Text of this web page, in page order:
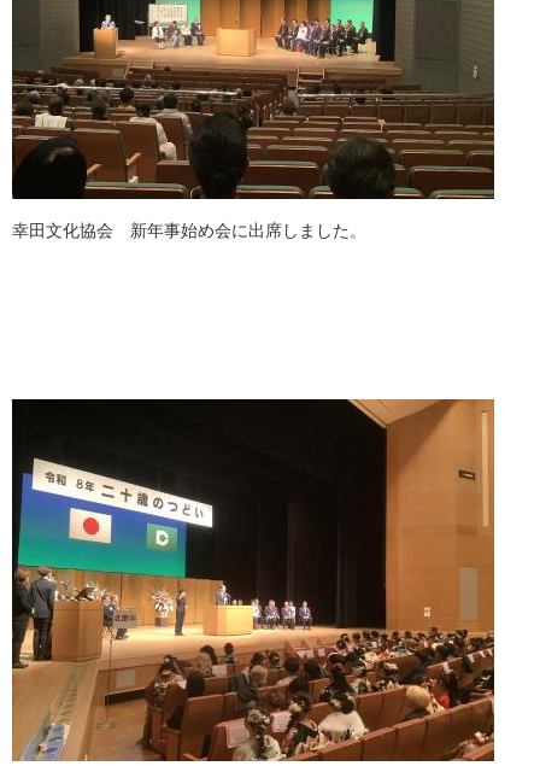
幸田文化協会 新年事始め会に出席しました。